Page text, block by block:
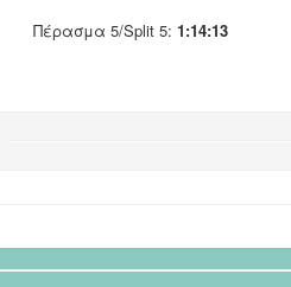
Πέρασμα 5/Split 5: 1:14:13